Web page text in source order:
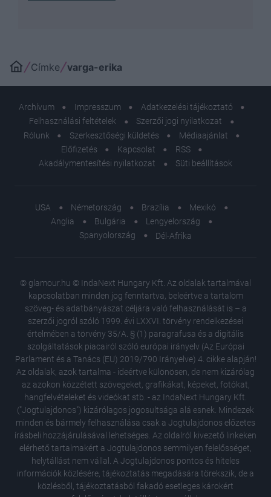
Címke varga-erika
Archívum Impresszum
Adatkezelési tájékoztató
Felhasználási feltételek
Szerzői jogi nyilatkozat
Rólunk
Szerkesztőségi küldetés
Médiaajánlat
Előfizetés
Kapcsolat
RSS
Akadálymentesítési nyilatkozat
Süti beállítások
USA Németország Brazília
Mexikó
Anglia
Bulgária
Lengyelország
Spanyolország
Dél-Afrika
© glamour.hu © IndaNext Hungary Kft. Az oldalak tartalmával
kapcsolatban minden jog fenntartva, beleértve a tartalom
szöveg- és adatbányászat céljára való felhasználását is – a
szerzői jogról szóló 1999. évi LXXVI. törvény rendelkezései
értelmében a törvény 35/A. § (1) paragrafusa és a digitális
szolgáltatások piacairól szóló európai irányelv (Az Európai
Parlament és a Tanács (EU) 2019/790 Irányelve) 4. cikke alapján!
Az oldalak, azok tartalma - ideértve különösen, de nem kizárólag
az azokon közzétett szövegeket, grafikákat, képeket, fotókat,
hangfelvételeket és videókat stb. - az IndaNext Hungary Kft.
("Jogtulajdonos") kizárólagos jogosultsága alá esnek. Mindezek
minden és bármely felhasználása csak a Jogtulajdonos előzetes
írásbeli hozzájárulásával lehetséges. Az oldalról kivezető linkeken
elérhető tartalmakért a Jogtulajdonos semmilyen felelősséget,
helytállást nem vállal. A Jogtulajdonos pontos és hiteles
információk közlésére, tájékoztatás megadására törekszik, de a
közlésből, tájékoztatásból fakadó esetleges károkért